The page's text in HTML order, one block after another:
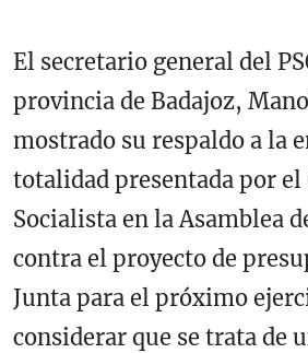
El secretario general del
provincia de Badajoz,
mostrado su respaldo a la
totalidad presentada por el
Socialista en la Asamblea
contra el proyecto de
Junta para el próximo
considerar que se trata de